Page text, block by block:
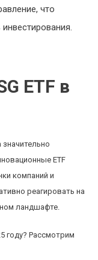
что
ETF в
значительно
ETF
компаний и
реагировать на
ландшафте.
году? Рассмотрим